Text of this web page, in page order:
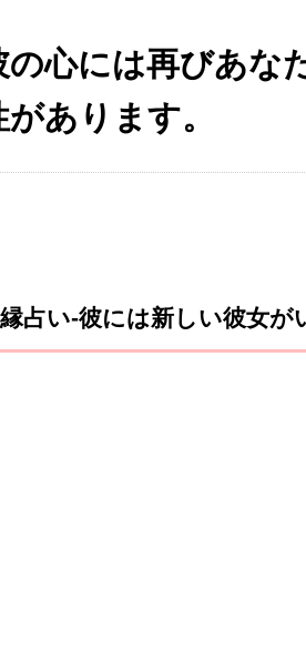
の心には再びあな
があります。
占い-彼には新しい彼女が